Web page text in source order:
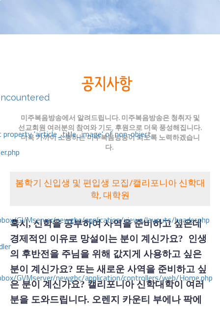
property 'airticle_title_image' of non-object
GVMserver/newgbc/application/views/layouts/header.php
GVMserver/newgbc/application/controllers/web/Home.php
미주복음방송에서 알려드립니다. 미주복음방송은 청취자 및
선교회원 여러분의 참여와 기도, 후원으로 더욱 풍성해집니다.
더욱 가까이 소통하는 미주복음방송이 되도록 노력하겠습니
다.
봄학기 신입생 및 편입생 모집/캘리포니아 신학대
학, 대학원
혹시, 신학을 공부하여 사역을 준비하고 싶은데
경제적인 이유로 망설이는 분이 계신가요? 인생
의 후반전을 주님을 위해 값지게 사용하고 싶은
분이 계신가요? 또는 새로운 사역을 준비하고 싶
은 분이 계신가요? 캘리포니아 신학대학이 여러
분을 도와드립니다. 오렌지 카운티 부에나 팍에